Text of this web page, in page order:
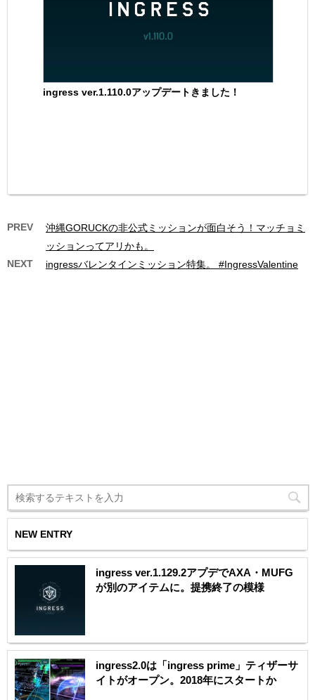
ingress ver.1.110.0アップデートきました！
PREV
沖縄GORUCKの非公式ミッションが面白そう！マッチョミ
ッションってアリかも。
NEXT
ingressバレンタインミッション特集。 #IngressValentine
NEW ENTRY
ingress ver.1.129.2アプデでAXA・MUFG
が別のアイテムに。提携終了の模様
ingress2.0は「ingress prime」ティザーサ
イトがオープン。2018年にスタートか